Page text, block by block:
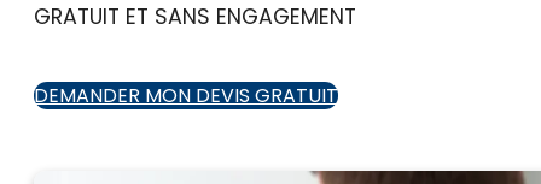
GRATUIT ET SANS ENGAGEMENT
DEMANDER MON DEVIS GRATUIT